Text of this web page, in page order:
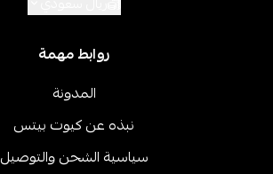
روابط مهمة
المدونة
نبذه عن كيوت بيتس
سياسية الشحن والتوصيل